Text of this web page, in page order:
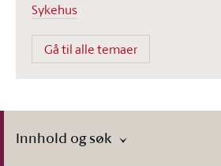
Sykehus
Gå til alle temaer
Innhold og søk